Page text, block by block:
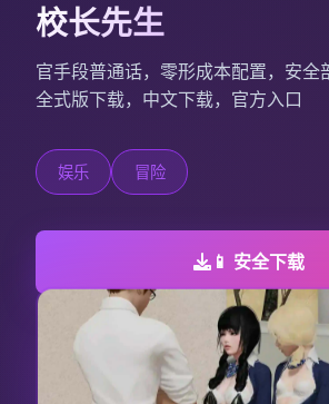
校长先生
官手段普通话，零形成本配置，安全
全式版下载，中文下载，官方入口
娱乐 冒险
📱 安全下载